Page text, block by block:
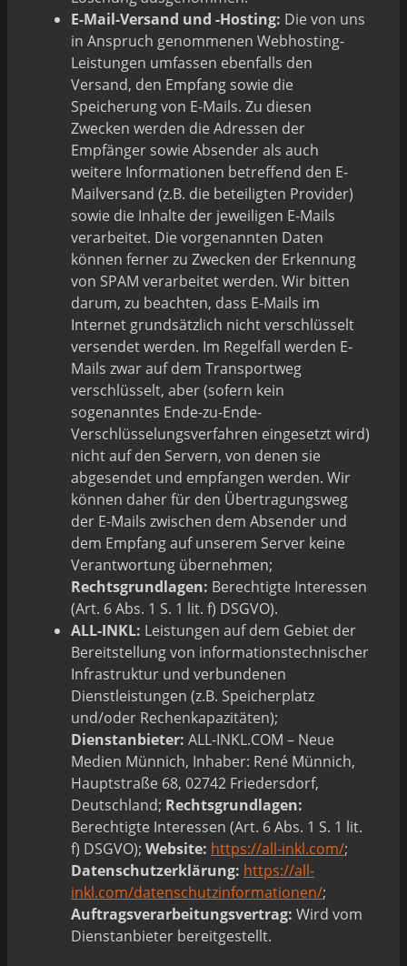
E-Mail-Versand und -Hosting: Die von uns
in Anspruch genommenen Webhosting-
Leistungen umfassen ebenfalls den
Versand, den Empfang sowie die
Speicherung von E-Mails. Zu diesen
Zwecken werden die Adressen der
Empfänger sowie Absender als auch
weitere Informationen betreffend den E-
Mailversand (z.B. die beteiligten Provider)
sowie die Inhalte der jeweiligen E-Mails
verarbeitet. Die vorgenannten Daten
können ferner zu Zwecken der Erkennung
von SPAM verarbeitet werden. Wir bitten
darum, zu beachten, dass E-Mails im
Internet grundsätzlich nicht verschlüsselt
versendet werden. Im Regelfall werden E-
Mails zwar auf dem Transportweg
verschlüsselt, aber (sofern kein
sogenanntes Ende-zu-Ende-
Verschlüsselungsverfahren eingesetzt wird)
nicht auf den Servern, von denen sie
abgesendet und empfangen werden. Wir
können daher für den Übertragungsweg
der E-Mails zwischen dem Absender und
dem Empfang auf unserem Server keine
Verantwortung übernehmen;
Rechtsgrundlagen: Berechtigte Interessen
(Art. 6 Abs. 1 S. 1 lit. f) DSGVO).
ALL-INKL: Leistungen auf dem Gebiet der
Bereitstellung von informationstechnischer
Infrastruktur und verbundenen
Dienstleistungen (z.B. Speicherplatz
und/oder Rechenkapazitäten);
Dienstanbieter: ALL-INKL.COM – Neue
Medien Münnich, Inhaber: René Münnich,
Hauptstraße 68, 02742 Friedersdorf,
Deutschland; Rechtsgrundlagen:
Berechtigte Interessen (Art. 6 Abs. 1 S. 1 lit.
f) DSGVO); Website: https://all-inkl.com/;
Datenschutzerklärung: https://all-
inkl.com/datenschutzinformationen/;
Auftragsverarbeitungsvertrag: Wird vom
Dienstanbieter bereitgestellt.